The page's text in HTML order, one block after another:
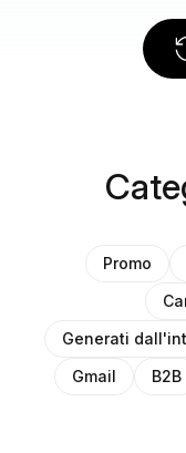
Promo
Generati
Gmail
B2B